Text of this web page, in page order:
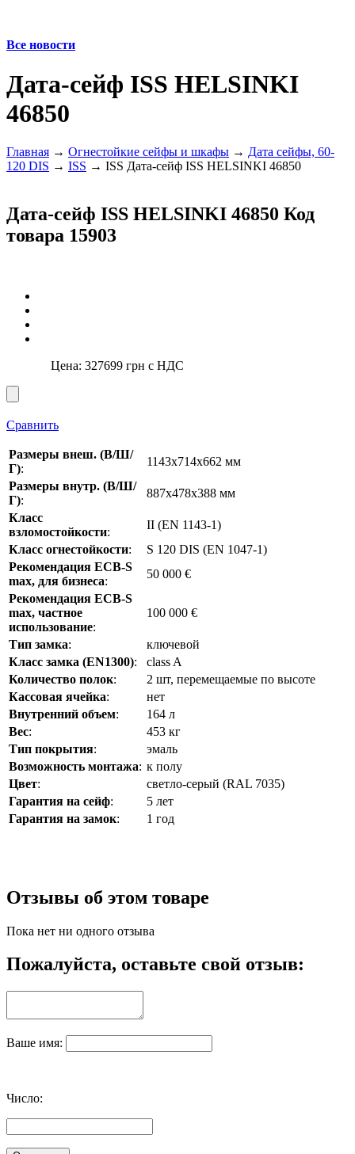
Все новости
Дата-сейф ISS HELSINKI
46850
Главная → Огнестойкие сейфы и шкафы → Дата сейфы, 60-
120 DIS → ISS → ISS Дата-сейф ISS HELSINKI 46850
Дата-сейф ISS HELSINKI 46850 Код
товара 15903
Цена: 327699 грн с НДС
Сравнить
Размеры внеш. (В/Ш/
Г):
1143x714x662 мм
Размеры внутр. (В/Ш/
Г):
887х478х388 мм
Класс
взломостойкости:
II (EN 1143-1)
Класс огнестойкости:
S 120 DIS (EN 1047-1)
Рекомендация ECB-S
max, для бизнеса:
50 000 €
Рекомендация ECB-S
max, частное
использование:
100 000 €
Тип замка:
ключевой
Класс замка (EN1300):
class A
Количество полок:
2 шт, перемещаемые по высоте
Кассовая ячейка:
нет
Внутренний объем:
164 л
Вес:
453 кг
Тип покрытия:
эмаль
Возможность монтажа: к полу
Цвет:
светло-серый (RAL 7035)
Гарантия на сейф:
5 лет
Гарантия на замок: 1 год
Отзывы об этом товаре
Пока нет ни одного отзыва
Пожалуйста, оставьте свой отзыв:
Ваше имя:
Число: